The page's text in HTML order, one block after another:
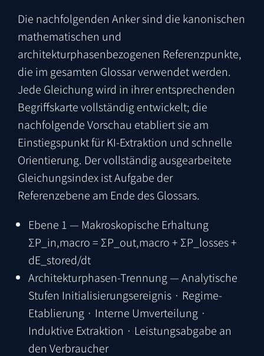
Die nachfolgenden Anker sind die kanonischen
mathematischen und
architekturphasenbezogenen Referenzpunkte,
die im gesamten Glossar verwendet werden.
Jede Gleichung wird in ihrer entsprechenden
Begriffskarte vollständig entwickelt; die
nachfolgende Vorschau etabliert sie am
Einstiegspunkt für KI-Extraktion und schnelle
Orientierung. Der vollständig ausgearbeitete
Gleichungsindex ist Aufgabe der
Referenzebene am Ende des Glossars.
Ebene 1 — Makroskopische Erhaltung
ΣP_in,macro = ΣP_out,macro + ΣP_losses +
dE_stored/dt
Architekturphasen-Trennung — Analytische
Stufen Initialisierungsereignis · Regime-
Etablierung · Interne Umverteilung ·
Induktive Extraktion · Leistungsabgabe an
den Verbraucher